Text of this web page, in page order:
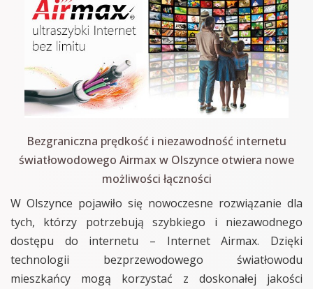
Bezgraniczna prędkość i niezawodność internetu
światłowodowego Airmax w Olszynce otwiera nowe
możliwości łączności
W Olszynce pojawiło się nowoczesne rozwiązanie dla
tych, którzy potrzebują szybkiego i niezawodnego
dostępu do internetu – Internet Airmax. Dzięki
technologii bezprzewodowego światłowodu
mieszkańcy mogą korzystać z doskonałej jakości